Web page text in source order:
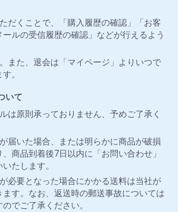
だくことで、「購入履歴の確認」「お客
ルの受信履歴の確認」などが行えるよう
また、退会は「マイページ」よりいつで
。
いて
は原則承っておりません、予めご了承く
届いた場合、または明らかに商品が破損
商品到着後7日以内に「お問い合わせ」
たします。
必要となった場合にかかる送料は当社が
ます。なお、返送時の郵送事故については
でご了承ください。